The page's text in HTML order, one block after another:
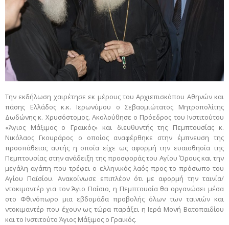
Την εκδήλωση χαιρέτησε εκ μέρους του Αρχιεπισκόπου Αθηνών και
πάσης Ελλάδος κ.κ. Ιερωνύμου ο Σεβασμιώτατος Μητροπολίτης
Δωδώνης κ. Χρυσόστομος. Ακολούθησε ο Πρόεδρος του Ινστιτούτου
«Άγιος Μάξιμος ο Γραικός» και διευθυντής της Πεμπτουσίας κ.
Νικόλαος Γκουράρος ο οποίος αναφέρθηκε στην έμπνευση της
προσπάθειας αυτής η οποία είχε ως αφορμή την ευαισθησία της
Πεμπτουσίας στην ανάδειξη της προσφοράς του Αγίου Όρους και την
μεγάλη αγάπη που τρέφει ο ελληνικός λαός προς το πρόσωπο του
Αγίου Παϊσίου. Ανακοίνωσε επιπλέον ότι με αφορμή την ταινία/
ντοκιμαντέρ για τον Άγιο Παΐσιο, η Πεμπτουσία θα οργανώσει μέσα
στο Φθινόπωρο μια εβδομάδα προβολής όλων των ταινιών και
ντοκιμαντέρ που έχουν ως τώρα παράξει η Ιερά Μονή Βατοπαιδίου
και το Ινστιτούτο Άγιος Μάξιμος ο Γραικός.